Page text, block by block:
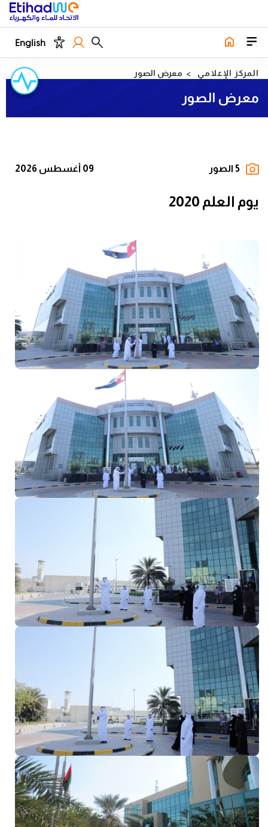
English
المركز الإعلامي معرض الصور
معرض الصور
5 الصور 09 أغسطس 2026
يوم العلم 2020